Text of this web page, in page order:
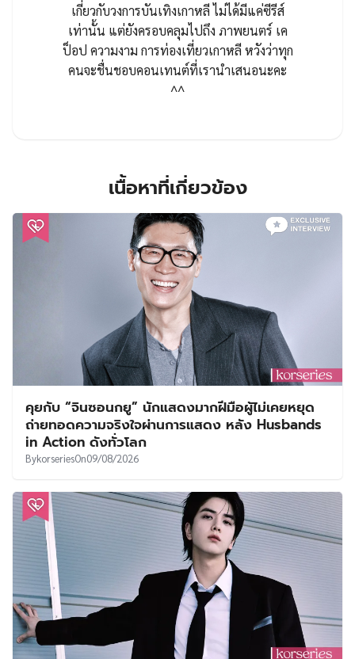
เกี่ยวกับวงการบันเทิงเกาหลี ไม่ได้มีแค่ซีรีส์
เท่านั้น แต่ยังครอบคลุมไปถึง ภาพยนตร์ เค
ป็อป ความงาม การท่องเที่ยวเกาหลี หวังว่าทุก
คนจะชื่นชอบคอนเทนต์ที่เรานำเสนอนะคะ
^^
เนื้อหาที่เกี่ยวข้อง
คุยกับ “จินซอนกยู” นักแสดงมากฝีมือผู้ไม่เคยหยุด
ถ่ายทอดความจริงใจผ่านการแสดง หลัง Husbands
in Action ดังทั่วโลก
BykorseriesOn09/08/2026